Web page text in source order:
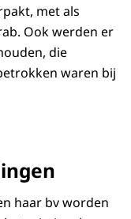
met als
Ook werden er
die
waren bij
haar bv worden